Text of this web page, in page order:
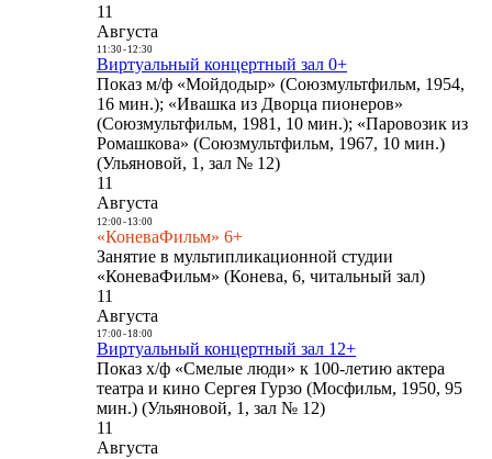
11
Августа
11:30- 12:30
Виртуальный концертный зал 0+
Показ м/ф «Мойдодыр» (Союзмультфильм, 1954,
16 мин.); «Ивашка из Дворца пионеров»
(Союзмультфильм, 1981, 10 мин.); «Паровозик из
Ромашкова» (Союзмультфильм, 1967, 10 мин.)
(Ульяновой, 1, зал № 12)
11
Августа
12:00- 13:00
«КоневаФильм» 6+
Занятие в мультипликационной студии
«КоневаФильм» (Конева, 6, читальный зал)
11
Августа
17:00- 18:00
Виртуальный концертный зал 12+
Показ х/ф «Смелые люди» к 100-летию актера
театра и кино Сергея Гурзо (Мосфильм, 1950, 95
мин.) (Ульяновой, 1, зал № 12)
11
Августа